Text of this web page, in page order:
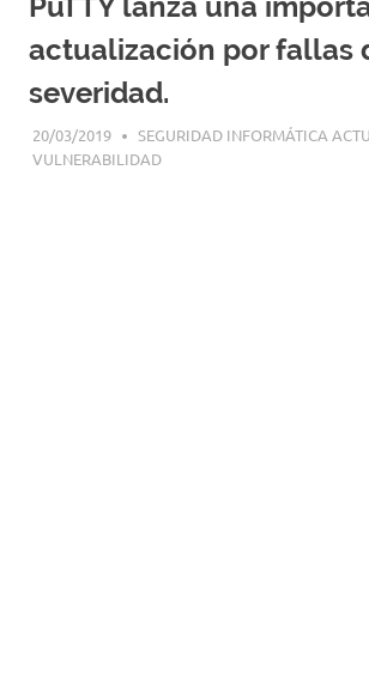
|
Enlaces
PuTTY lanza una
actualización por fallas
severidad.
20/03/2019 SEGURIDAD INFORMÁTICA
VULNERABILIDAD